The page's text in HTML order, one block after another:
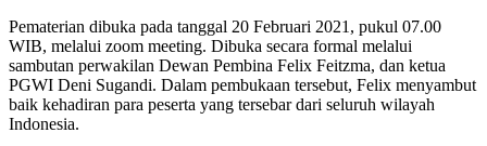
Pematerian dibuka pada tanggal 20 Februari 2021, pukul 07.00
WIB, melalui zoom meeting. Dibuka secara formal melalui
sambutan perwakilan Dewan Pembina Felix Feitzma, dan ketua
PGWI Deni Sugandi. Dalam pembukaan tersebut, Felix menyambut
baik kehadiran para peserta yang tersebar dari seluruh wilayah
Indonesia.